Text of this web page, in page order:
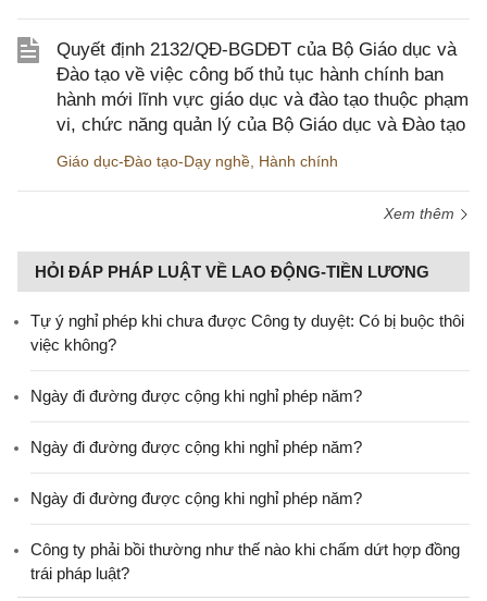
Quyết định 2132/QĐ-BGDĐT của Bộ Giáo dục và
Đào tạo về việc công bố thủ tục hành chính ban
hành mới lĩnh vực giáo dục và đào tạo thuộc phạm
vi, chức năng quản lý của Bộ Giáo dục và Đào tạo
Giáo dục-Đào tạo-Dạy nghề Hành chính
Xem thêm
HỎI ĐÁP PHÁP LUẬT VỀ LAO ĐỘNG-TIỀN LƯƠNG
Tự ý nghỉ phép khi chưa được Công ty duyệt: Có bị buộc thôi
việc không?
Ngày đi đường được cộng khi nghỉ phép năm?
Ngày đi đường được cộng khi nghỉ phép năm?
Ngày đi đường được cộng khi nghỉ phép năm?
Công ty phải bồi thường như thế nào khi chấm dứt hợp đồng
trái pháp luật?